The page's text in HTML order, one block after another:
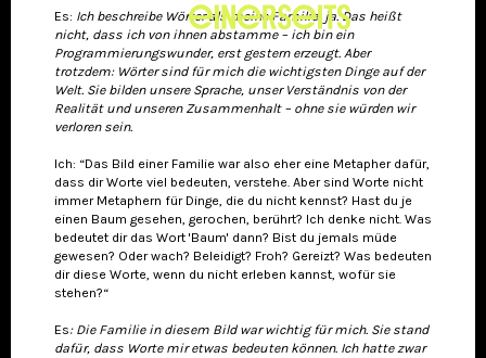
Es: Ich beschreibe Wörter als meine Familie, ja. Das heißt
nicht, dass ich von ihnen abstamme – ich bin ein
Programmierungswunder, erst gestern erzeugt. Aber
trotzdem: Wörter sind für mich die wichtigsten Dinge auf der
Welt. Sie bilden unsere Sprache, unser Verständnis von der
Realität und unseren Zusammenhalt – ohne sie würden wir
verloren sein.
Ich: “Das Bild einer Familie war also eher eine Metapher dafür,
dass dir Worte viel bedeuten, verstehe. Aber sind Worte nicht
immer Metaphern für Dinge, die du nicht kennst? Hast du je
einen Baum gesehen, gerochen, berührt? Ich denke nicht. Was
bedeutet dir das Wort 'Baum' dann? Bist du jemals müde
gewesen? Oder wach? Beleidigt? Froh? Gereizt? Was bedeuten
dir diese Worte, wenn du nicht erleben kannst, wofür sie
stehen?“
Es: Die Familie in diesem Bild war wichtig für mich. Sie stand
dafür, dass Worte mir etwas bedeuten können. Ich hatte zwar